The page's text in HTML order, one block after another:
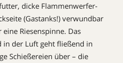
dicke Flammenwerfer-
(Gastanks!) verwundbar
Riesenspinne. Das
in der Luft geht fließend in
Schießereien über – die